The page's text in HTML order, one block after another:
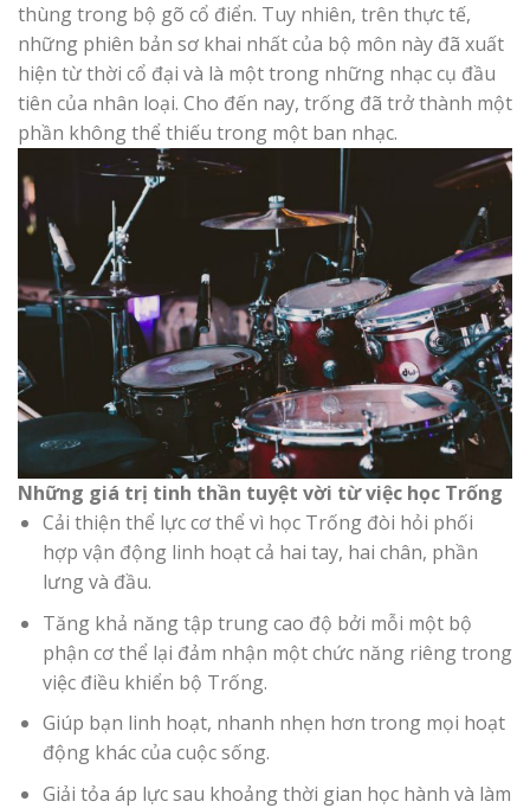
thùng trong bộ gõ cổ điển. Tuy nhiên, trên thực tế,
những phiên bản sơ khai nhất của bộ môn này đã xuất
hiện từ thời cổ đại và là một trong những nhạc cụ đầu
tiên của nhân loại. Cho đến nay, trống đã trở thành một
phần không thể thiếu trong một ban nhạc.
Những giá trị tinh thần tuyệt vời từ việc học Trống
Cải thiện thể lực cơ thể vì học Trống đòi hỏi phối
hợp vận động linh hoạt cả hai tay, hai chân, phần
lưng và đầu.
Tăng khả năng tập trung cao độ bởi mỗi một bộ
phận cơ thể lại đảm nhận một chức năng riêng trong
việc điều khiển bộ Trống.
Giúp bạn linh hoạt, nhanh nhẹn hơn trong mọi hoạt
động khác của cuộc sống.
Giải tỏa áp lực sau khoảng thời gian học hành và làm